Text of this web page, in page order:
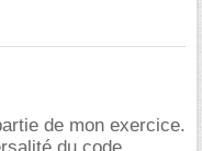
de mon exercice.